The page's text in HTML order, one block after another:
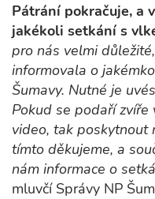
Pátrání pokračuje, a
jakékoli setkání s
pro nás velmi
informovala o
Šumavy. Nutné je
Pokud se podaří
video, tak poskytnout
tímto děkujeme, a
nám informace o
mluvčí Správy NP